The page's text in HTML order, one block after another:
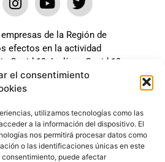
el consentimiento
utilizamos tecnologías como las
a la información del dispositivo. El
nos permitirá procesar datos como
o las identificaciones únicas en este
puede afectar
de la Región de
efectos en la actividad
Covid-19. La línea Covid-19
por la unión europea.
al Programa Kit Digital